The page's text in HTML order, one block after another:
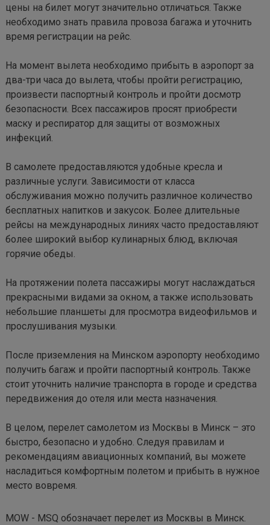
цены на билет могут значительно отличаться. Также
необходимо знать правила провоза багажа и уточнить
время регистрации на рейс.
На момент вылета необходимо прибыть в аэропорт за
два-три часа до вылета, чтобы пройти регистрацию,
произвести паспортный контроль и пройти досмотр
безопасности. Всех пассажиров просят приобрести
маску и респиратор для защиты от возможных
инфекций.
В самолете предоставляются удобные кресла и
различные услуги. Зависимости от класса
обслуживания можно получить различное количество
бесплатных напитков и закусок. Более длительные
рейсы на международных линиях часто предоставляют
более широкий выбор кулинарных блюд, включая
горячие обеды.
На протяжении полета пассажиры могут наслаждаться
прекрасными видами за окном, а также использовать
небольшие планшеты для просмотра видеофильмов и
прослушивания музыки.
После приземления на Минском аэропорту необходимо
получить багаж и пройти паспортный контроль. Также
стоит уточнить наличие транспорта в городе и средства
передвижения до отеля или места назначения.
В целом, перелет самолетом из Москвы в Минск – это
быстро, безопасно и удобно. Следуя правилам и
рекомендациям авиационных компаний, вы можете
насладиться комфортным полетом и прибыть в нужное
место вовремя.
MOW - MSQ обозначает перелет из Москвы в Минск.